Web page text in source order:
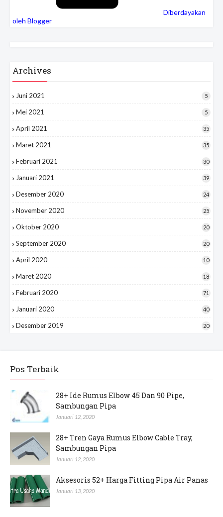
Diberdayakan
oleh Blogger
Archives
Juni 2021 5
Mei 2021 5
April 2021 35
Maret 2021 35
Februari 2021 30
Januari 2021 39
Desember 2020 24
November 2020 25
Oktober 2020 20
September 2020 20
April 2020 10
Maret 2020 18
Februari 2020 71
Januari 2020 40
Desember 2019 20
Pos Terbaik
28+ Ide Rumus Elbow 45 Dan 90 Pipe,
Sambungan Pipa
Januari 12, 2020
28+ Tren Gaya Rumus Elbow Cable Tray,
Sambungan Pipa
Januari 12, 2020
Aksesoris 52+ Harga Fitting Pipa Air Panas
Januari 13, 2020